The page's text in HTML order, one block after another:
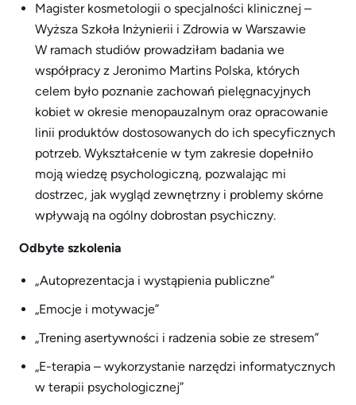
Magister kosmetologii o specjalności klinicznej –
Wyższa Szkoła Inżynierii i Zdrowia w Warszawie
W ramach studiów prowadziłam badania we
współpracy z Jeronimo Martins Polska, których
celem było poznanie zachowań pielęgnacyjnych
kobiet w okresie menopauzalnym oraz opracowanie
linii produktów dostosowanych do ich specyficznych
potrzeb. Wykształcenie w tym zakresie dopełniło
moją wiedzę psychologiczną, pozwalając mi
dostrzec, jak wygląd zewnętrzny i problemy skórne
wpływają na ogólny dobrostan psychiczny.
Odbyte szkolenia
„Autoprezentacja i wystąpienia publiczne”
„Emocje i motywacje”
„Trening asertywności i radzenia sobie ze stresem”
„E-terapia – wykorzystanie narzędzi informatycznych
w terapii psychologicznej”